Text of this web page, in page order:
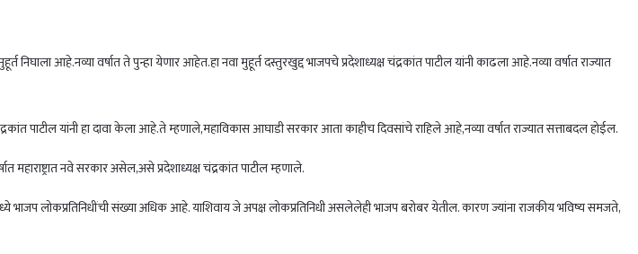
आहे.नव्या वर्षात ते पुन्हा येणार आहेत.हा नवा मुहूर्त दस्तुरखुद्द भाजपचे प्रदेशाध्यक्ष चंद्रकांत पाटील यांनी काढला आहे.नव्या वर्षात राज्यात
पाटील यांनी हा दावा केला आहे.ते म्हणाले,महाविकास आघाडी सरकार आता काहीच दिवसांचे राहिले आहे,नव्या वर्षात राज्यात सत्ताबदल होईल.
नवे सरकार असेल,असे प्रदेशाध्यक्ष चंद्रकांत पाटील म्हणाले.
लोकप्रतिनिधींची संख्या अधिक आहे. याशिवाय जे अपक्ष लोकप्रतिनिधी असलेलेही भाजप बरोबर येतील. कारण ज्यांना राजकीय भविष्य समजते,